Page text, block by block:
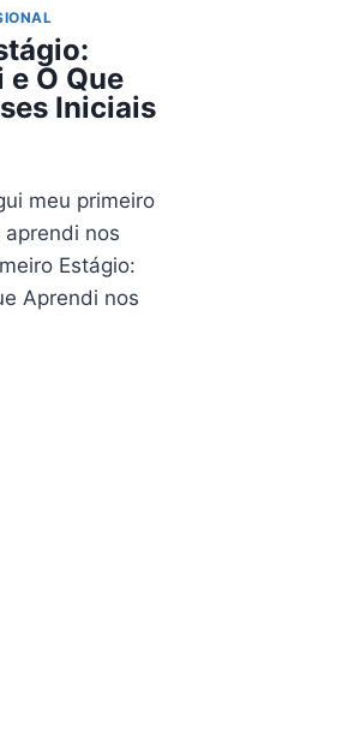
O Que
Iniciais
meu primeiro
nos
Estágio:
Aprendi nos